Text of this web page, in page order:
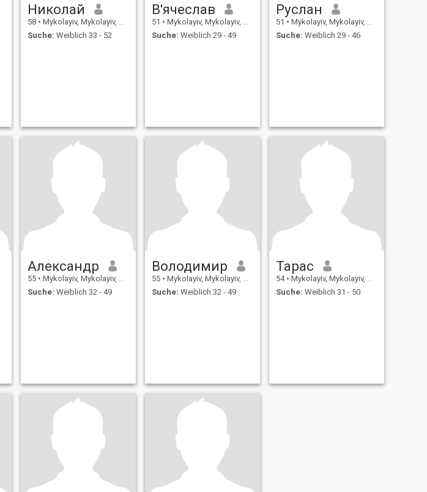
Николай
58 • Mykolayiv, Mykolayiv, Ukraine
Suche: Weiblich 33 - 52
В'ячеслав
51 • Mykolayiv, Mykolayiv, Ukraine
Suche: Weiblich 29 - 49
Руслан
51 • Mykolayiv, Mykolayiv, Ukraine
Suche: Weiblich 29 - 46
Александр
55 • Mykolayiv, Mykolayiv, Ukraine
Suche: Weiblich 32 - 49
Володимир
55 • Mykolayiv, Mykolayiv, Ukraine
Suche: Weiblich 32 - 49
Тарас
54 • Mykolayiv, Mykolayiv, Ukraine
Suche: Weiblich 31 - 50